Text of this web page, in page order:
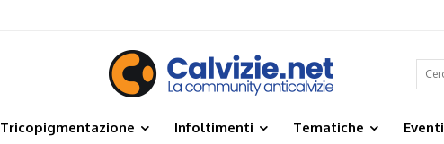
Tricopigmentazione Infoltimenti Tematiche Eventi